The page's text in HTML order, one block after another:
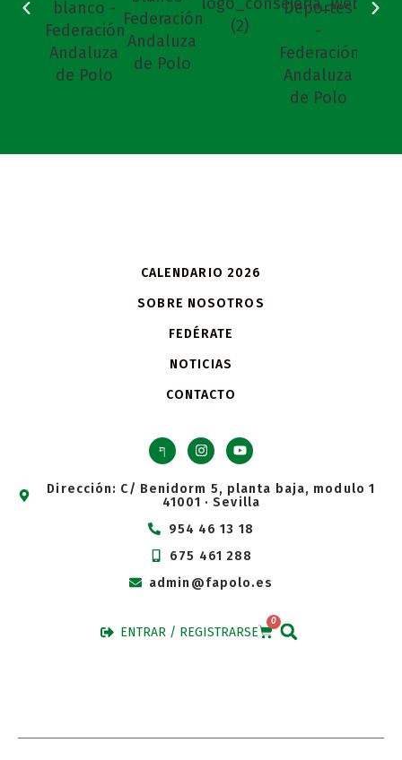
CALENDARIO 2026
SOBRE NOSOTROS
FEDÉRATE
NOTICIAS
CONTACTO
Dirección: C/ Benidorm 5, planta baja, modulo 1
41001 · Sevilla
954 46 13 18
675 461 288
admin@fapolo.es
ENTRAR / REGISTRARSE
0